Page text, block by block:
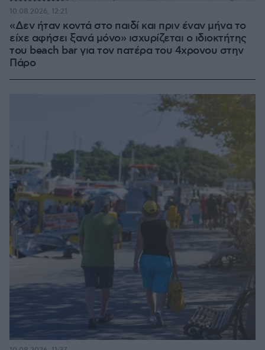
«Δεν ήταν κοντά στο παιδί και πριν έναν μήνα το
είχε αφήσει ξανά μόνο» ισχυρίζεται ο ιδιοκτήτης
του beach bar για τον πατέρα του 4χρονου στην
Πάρο
10.08.2026, 12:21